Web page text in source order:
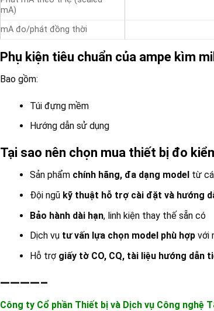
mA)
mA đo/phát đồng thời
Phụ kiện tiêu chuẩn của ampe kìm
Bao gồm:
Túi đựng mềm
Hướng dẫn sử dụng
Tại sao nên chọn mua thiết bị đo
Sản phẩm chính hãng, đa dạng model từ
Đội ngũ kỹ thuật hỗ trợ cài đặt và hướng
Bảo hành dài hạn, linh kiện thay thế sẵn có
Dịch vụ tư vấn lựa chọn model phù hợpvới
Hỗ trợ giấy tờ CO, CQ, tài liệu hướng dẫn
————–
Công ty Cổ phần Thiết bị và Dịch vụ Công nghệ